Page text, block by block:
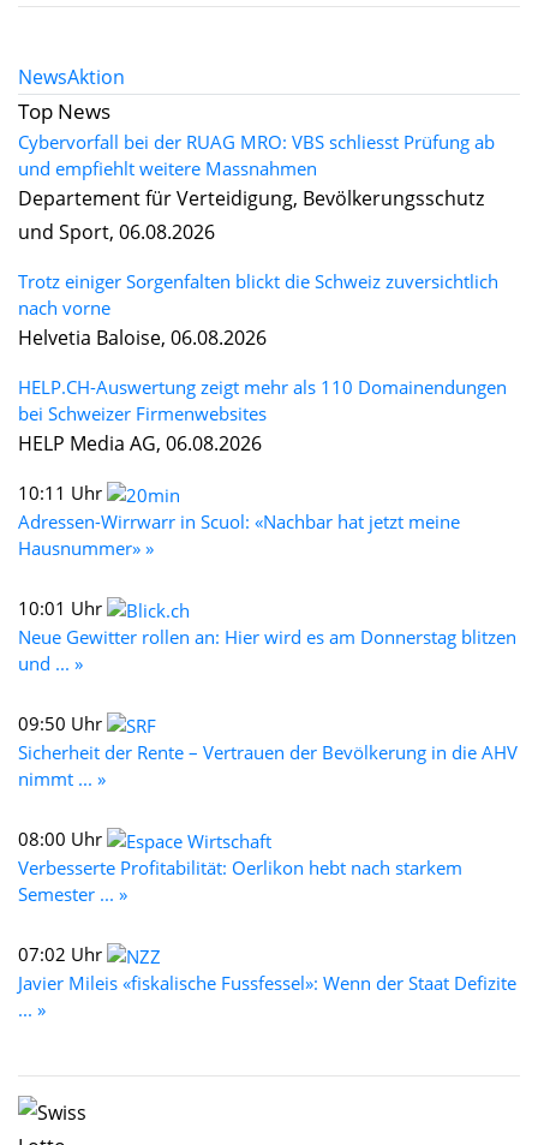
NewsAktion
Top News
Cybervorfall bei der RUAG MRO: VBS schliesst Prüfung ab
und empfiehlt weitere Massnahmen
Departement für Verteidigung, Bevölkerungsschutz
und Sport, 06.08.2026
Trotz einiger Sorgenfalten blickt die Schweiz zuversichtlich
nach vorne
Helvetia Baloise, 06.08.2026
HELP.CH-Auswertung zeigt mehr als 110 Domainendungen
bei Schweizer Firmenwebsites
HELP Media AG, 06.08.2026
10:11 Uhr
Adressen-Wirrwarr in Scuol: «Nachbar hat jetzt meine
Hausnummer» »
10:01 Uhr
Neue Gewitter rollen an: Hier wird es am Donnerstag blitzen
und ... »
09:50 Uhr
Sicherheit der Rente – Vertrauen der Bevölkerung in die AHV
nimmt ... »
08:00 Uhr
Verbesserte Profitabilität: Oerlikon hebt nach starkem
Semester ... »
07:02 Uhr
Javier Mileis «fiskalische Fussfessel»: Wenn der Staat Defizite
... »